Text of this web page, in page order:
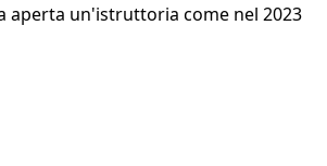
aperta un'istruttoria come nel 2023